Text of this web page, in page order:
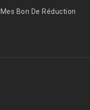
Mes Bon De Réduction